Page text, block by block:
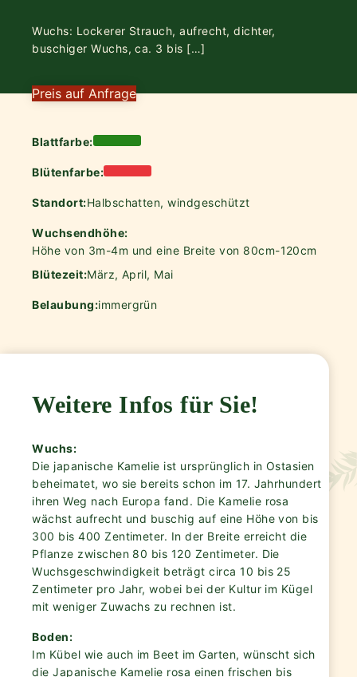
Wuchs: Lockerer Strauch, aufrecht, dichter,
buschiger Wuchs, ca. 3 bis […]
Preis auf Anfrage
Blattfarbe:
Blütenfarbe:
Standort:Halbschatten, windgeschützt
Wuchsendhöhe:
Höhe von 3m-4m und eine Breite von 80cm-120cm
Blütezeit:März, April, Mai
Belaubung:immergrün
Weitere Infos für Sie!
Wuchs:
Die japanische Kamelie ist ursprünglich in Ostasien
beheimatet, wo sie bereits schon im 17. Jahrhundert
ihren Weg nach Europa fand. Die Kamelie rosa
wächst aufrecht und buschig auf eine Höhe von bis
300 bis 400 Zentimeter. In der Breite erreicht die
Pflanze zwischen 80 bis 120 Zentimeter. Die
Wuchsgeschwindigkeit beträgt circa 10 bis 25
Zentimeter pro Jahr, wobei bei der Kultur im Kügel
mit weniger Zuwachs zu rechnen ist.
Boden:
Im Kübel wie auch im Beet im Garten, wünscht sich
die Japanische Kamelie rosa einen frischen bis